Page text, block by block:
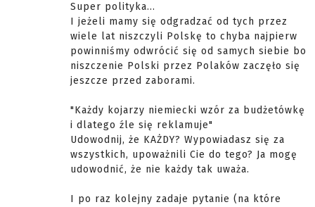
Super polityka...
I jeżeli mamy się odgradzać od tych przez
wiele lat niszczyli Polskę to chyba najpierw
powinniśmy odwrócić się od samych siebie bo
niszczenie Polski przez Polaków zaczęło się
jeszcze przed zaborami.
"Każdy kojarzy niemiecki wzór za budżetówkę
i dlatego źle się reklamuje"
Udowodnij, że KAŻDY? Wypowiadasz się za
wszystkich, upoważnili Cie do tego? Ja mogę
udowodnić, że nie każdy tak uważa.
I po raz kolejny zadaje pytanie (na które